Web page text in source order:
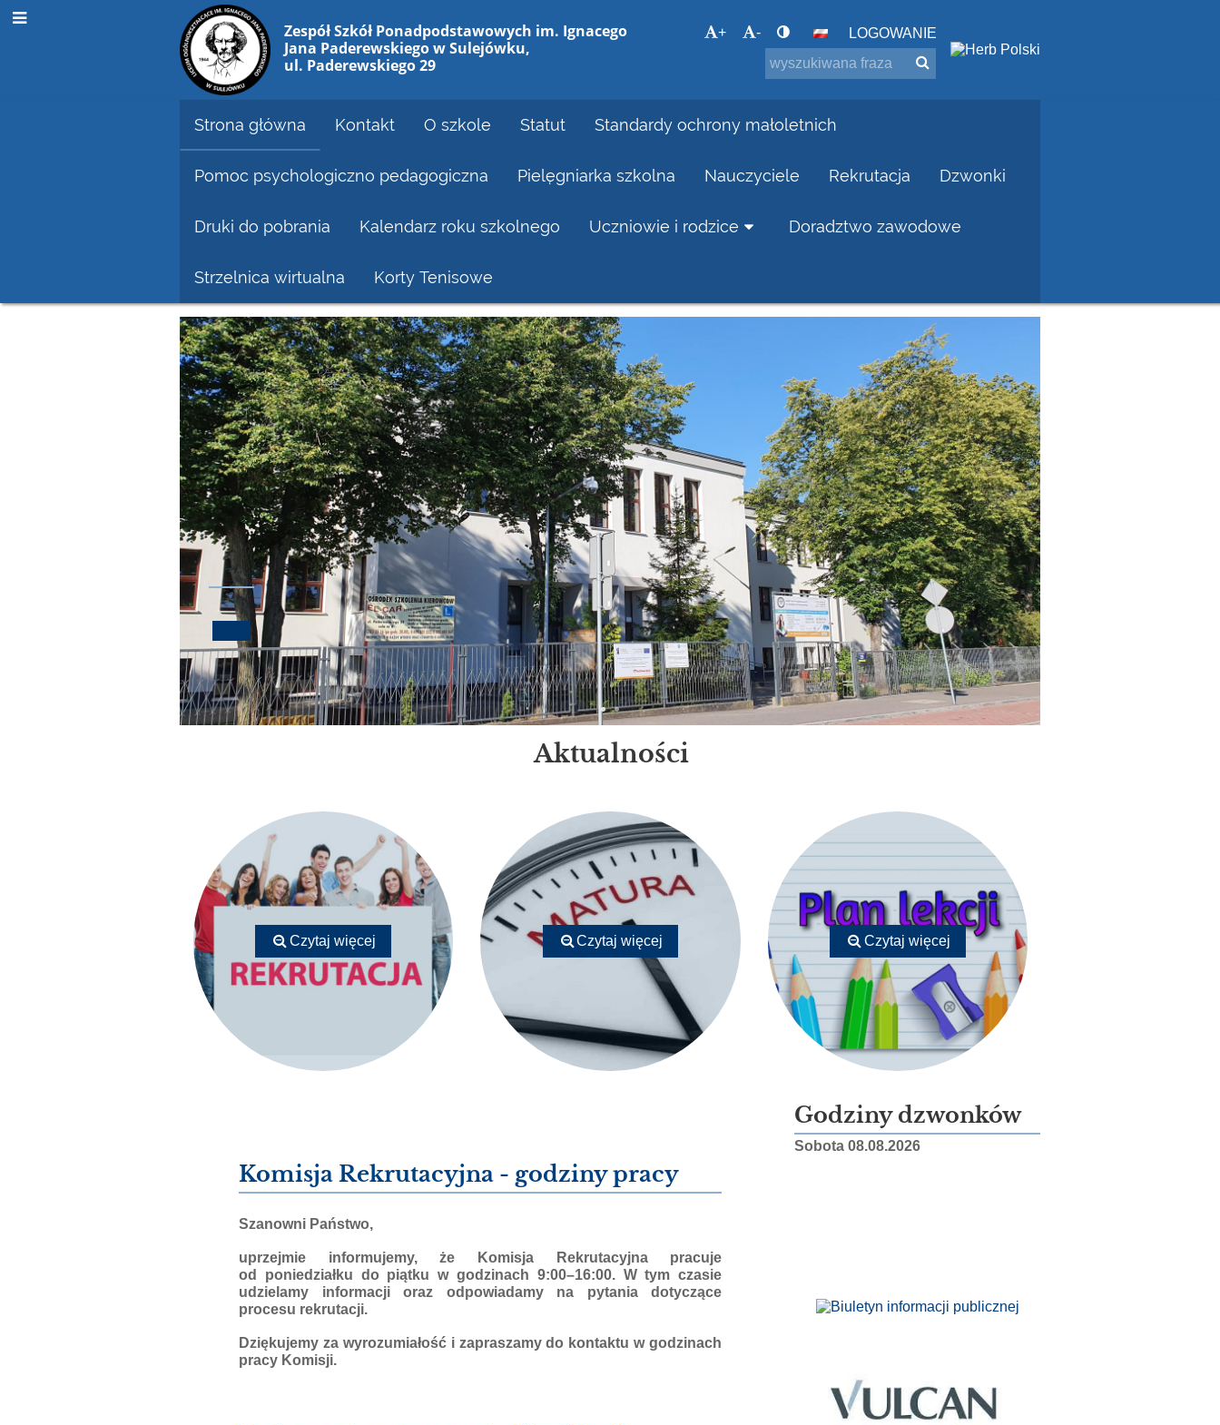
Zespół Szkół Ponadpodstawowych im. Ignacego
Jana Paderewskiego w Sulejówku,
ul. Paderewskiego 29
+ - LOGOWANIE
Strona główna Kontakt O szkole Statut Standardy ochrony małoletnich
Pomoc psychologiczno pedagogiczna Pielęgniarka szkolna Nauczyciele Rekrutacja Dzwonki
Druki do pobrania Kalendarz roku szkolnego Uczniowie i rodzice Doradztwo zawodowe
Strzelnica wirtualna Korty Tenisowe
Strona
główna
Aktualności
Czytaj więcej Czytaj więcej Czytaj więcej
Komisja Rekrutacyjna - godziny pracy
Szanowni Państwo,
uprzejmie informujemy, że Komisja Rekrutacyjna pracuje
od poniedziałku do piątku w godzinach 9:00–16:00. W tym czasie
udzielamy informacji oraz odpowiadamy na pytania dotyczące
procesu rekrutacji.
Dziękujemy za wyrozumiałość i zapraszamy do kontaktu w godzinach
pracy Komisji.
Godziny dzwonków
Sobota 08.08.2026